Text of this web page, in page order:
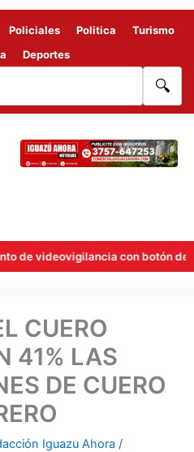
Policiales Politica
Turismo
Deportes
🔍
con botón de alerta
CUERO
41% LAS
DE CUERO
Iguazu Ahora /